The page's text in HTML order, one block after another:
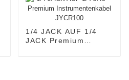
1/4 JACK AUF 1/4
JACK Premium